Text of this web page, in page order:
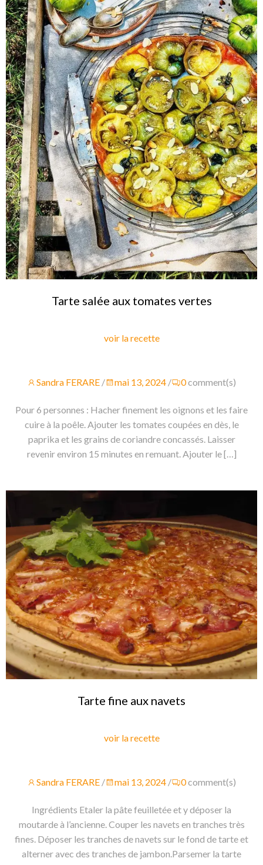
Tarte salée aux tomates vertes
voir la recette
Sandra FERARE / mai 13, 2024 / 0comment(s)
Pour 6 personnes : Hacher finement les oignons et les faire
cuire à la poêle. Ajouter les tomates coupées en dès, le
paprika et les grains de coriandre concassés. Laisser
revenir environ 15 minutes en remuant. Ajouter le […]
Tarte fine aux navets
voir la recette
Sandra FERARE / mai 13, 2024 / 0comment(s)
Ingrédients Etaler la pâte feuilletée et y déposer la
moutarde à l’ancienne. Couper les navets en tranches très
fines. Déposer les tranches de navets sur le fond de tarte et
alterner avec des tranches de jambon.Parsemer la tarte